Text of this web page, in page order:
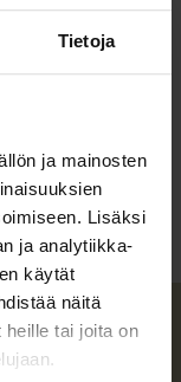
Tietoja
ja mainosten
Lisäksi
ja analytiikka-
käytät
näitä
heille tai joita on